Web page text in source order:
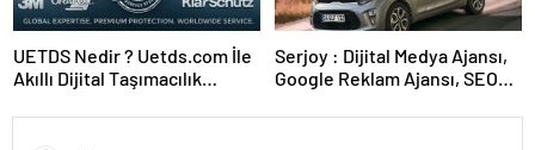
UETDS Nedir ? Uetds.com İle
Akıllı Dijital Taşımacılık
Serjoy : Dijital Medya Ajansı,
Google Reklam Ajansı, SEO